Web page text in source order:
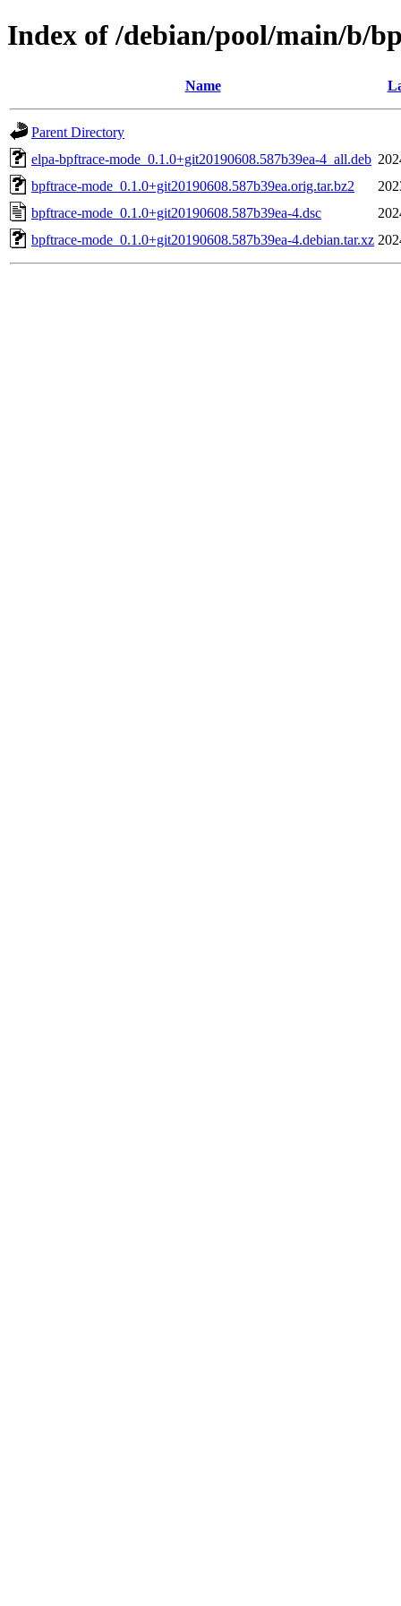
Index of /debian/pool/main/b/
Name
Parent Directory
elpa-bpftrace-mode_0.1.0+git20190608.587b39ea-4_all.deb
bpftrace-mode_0.1.0+git20190608.587b39ea.orig.tar.bz2
bpftrace-mode_0.1.0+git20190608.587b39ea-4.dsc
bpftrace-mode_0.1.0+git20190608.587b39ea-4.debian.tar.xz